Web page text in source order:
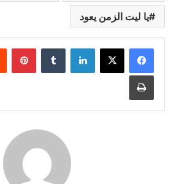
يا ليت الزمن يعود
لينكدإن
طباعة